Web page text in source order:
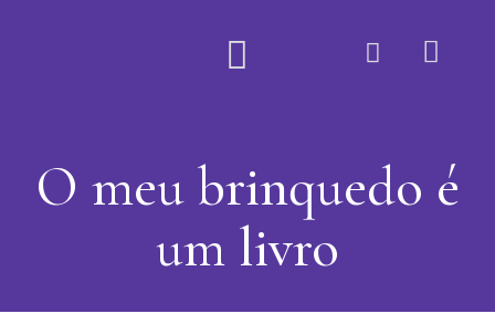
O meu brinquedo é
um livro